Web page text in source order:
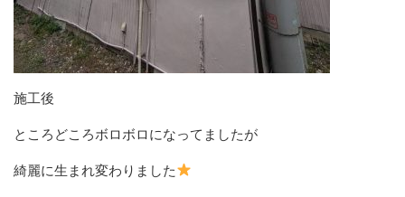
施工後
ところどころボロボロになってましたが
綺麗に生まれ変わりました